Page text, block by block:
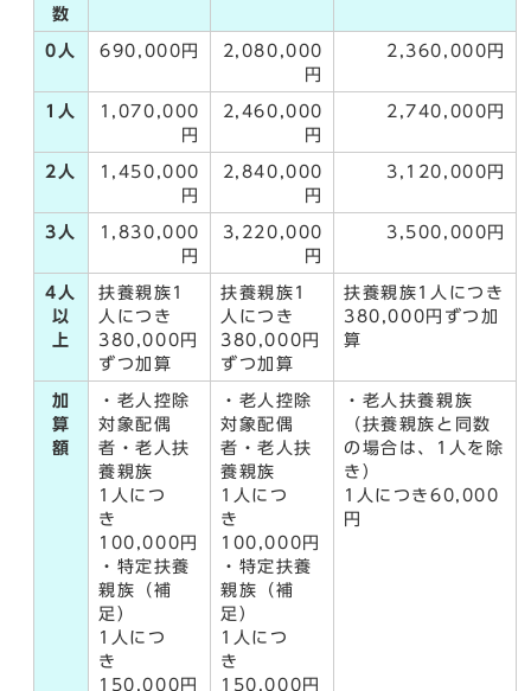
数
0人 690,000円
2,080,000
円
2,360,000円
1人
1,070,000
円
2,460,000
円
2,740,000円
2人
1,450,000
円
2,840,000
円
3,120,000円
3人
1,830,000
円
3,220,000
円
3,500,000円
4人
以
上
扶養親族1
人につき
380,000円
ずつ加算
扶養親族1
人につき
380,000円
ずつ加算
扶養親族1人につき
380,000円ずつ加
算
加
算
額
・老人控除
対象配偶
者・老人扶
養親族
1人につ
き
100,000円
・特定扶養
親族（補
足）
1人につ
き
150,000円
・老人控除
対象配偶
者・老人扶
養親族
1人につ
き
100,000円
・特定扶養
親族（補
足）
1人につ
き
150,000円
・老人扶養親族
（扶養親族と同数
の場合は、1人を除
き）
1人につき60,000
円